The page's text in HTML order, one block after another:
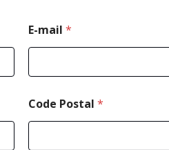
E-mail *
Code Postal *